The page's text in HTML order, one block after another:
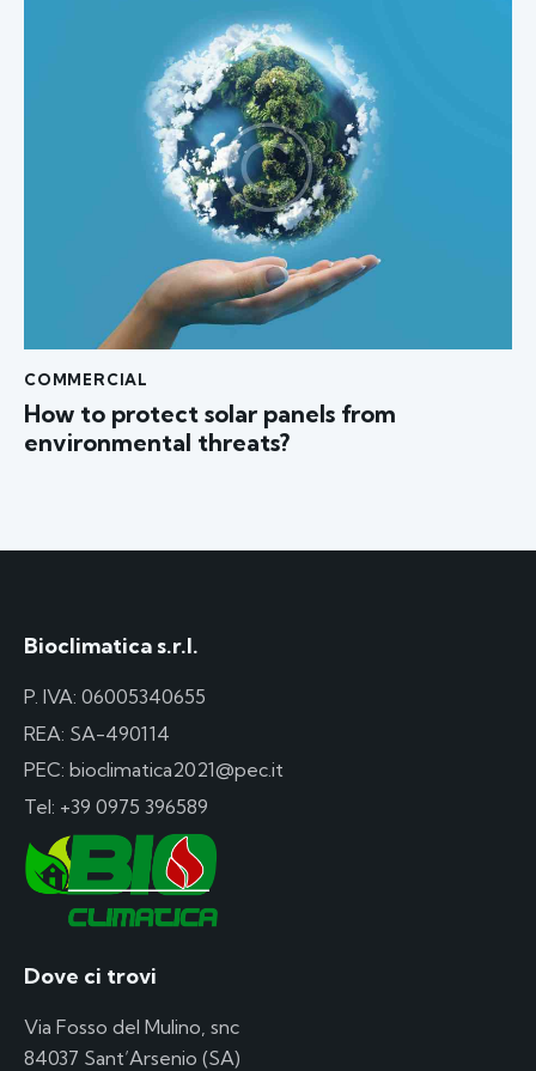
COMMERCIAL
How to protect solar panels from
environmental threats?
Bioclimatica s.r.l.
P. IVA: 06005340655
REA: SA-490114
PEC: bioclimatica2021@pec.it
Tel: +39 0975 396589
Dove ci trovi
Via Fosso del Mulino, snc
84037 Sant’Arsenio (SA)